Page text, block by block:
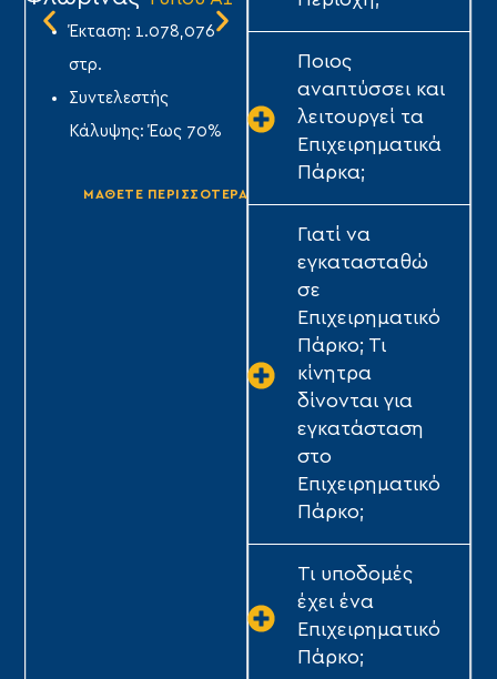
Έκταση: 1.078,076
στρ.
Συντελεστής
Κάλυψης: Έως 70%
ΜΑΘΕΤΕ ΠΕΡΙΣΣΟΤΕΡΑ
Έκταση: 1.640,282
στρ.
Συντελεστής
Κάλυψης: Έως 70%
Ποιος
αναπτύσσει και
λειτουργεί τα
Επιχειρηματικά
Πάρκα;
Γιατί να
εγκατασταθώ
σε
Επιχειρηματικό
Πάρκο; Τι
κίνητρα
δίνονται για
εγκατάσταση
στο
Επιχειρηματικό
Πάρκο;
Τι υποδομές
έχει ένα
Επιχειρηματικό
Πάρκο;